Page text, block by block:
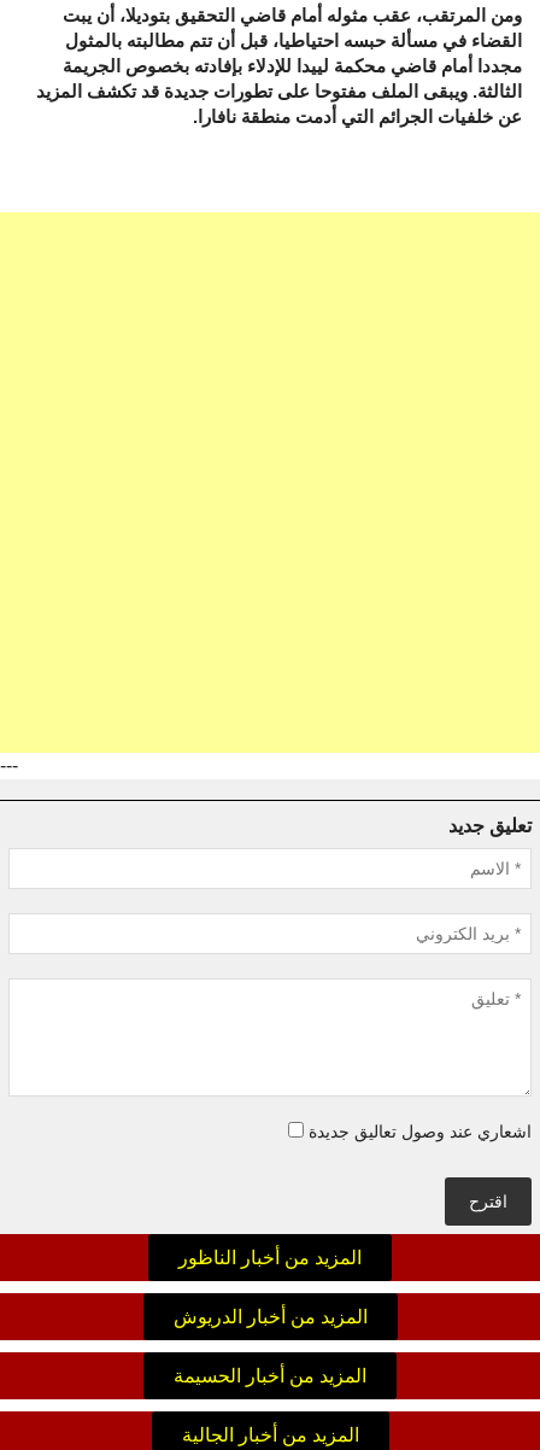
ومن المرتقب، عقب مثوله أمام قاضي التحقيق بتوديلا، أن يبت
القضاء في مسألة حبسه احتياطيا، قبل أن تتم مطالبته بالمثول
مجددا أمام قاضي محكمة لييدا للإدلاء بإفادته بخصوص الجريمة
الثالثة. ويبقى الملف مفتوحا على تطورات جديدة قد تكشف المزيد
عن خلفيات الجرائم التي أدمت منطقة نافارا.
---
تعليق جديد
اشعاري عند وصول تعاليق جديدة
اقترح
المزيد من أخبار الناظور
المزيد من أخبار الدريوش
المزيد من أخبار الحسيمة
المزيد من أخبار الجالية